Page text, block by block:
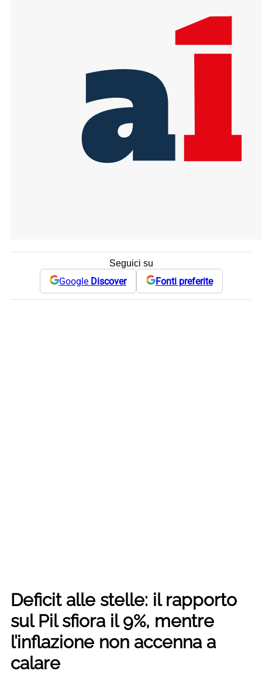
Seguici su
Google Discover Fonti preferite
Deficit alle stelle: il rapporto
sul Pil sfiora il 9%, mentre
l’inflazione non accenna a
calare